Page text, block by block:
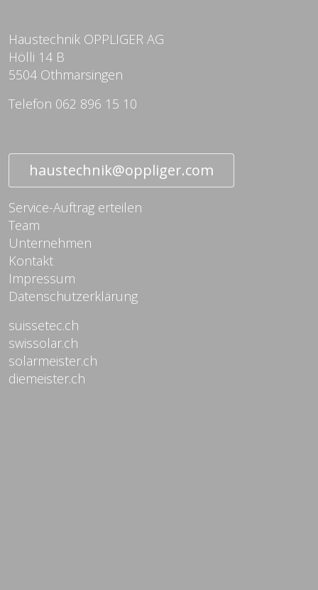
Haustechnik OPPLIGER AG
Hölli 14 B
5504 Othmarsingen
Telefon 062 896 15 10
haustechnik@oppliger.com
Service-Auftrag erteilen
Team
Unternehmen
Kontakt
Impressum
Datenschutzerklärung
suissetec.ch
swissolar.ch
solarmeister.ch
diemeister.ch